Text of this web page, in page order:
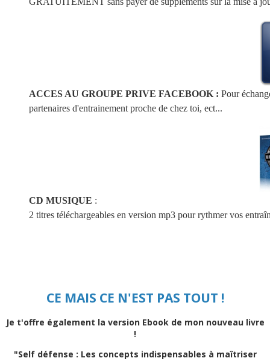
ACCES AU GROUPE PRIVE FACEBOOK : Pour
partenaires d'entrainement proche de chez toi, ect...
CD MUSIQUE :
2 titres téléchargeables en version mp3 pour rythmer vos
CE MAIS CE N'EST PAS TOUT !
Je t'offre également la version Ebook de mon nouveau livre
!
"Self défense : Les concepts indispensables à maîtriser